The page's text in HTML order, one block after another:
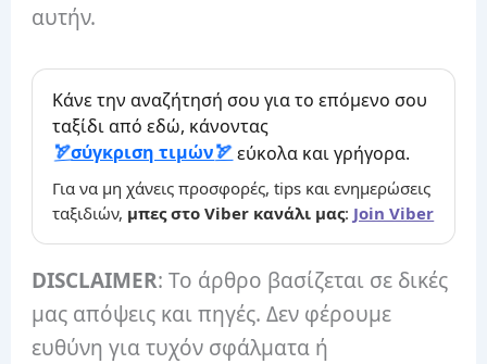
αυτήν.
Κάνε την αναζήτησή σου για το επόμενο σου
ταξίδι από εδώ, κάνοντας
σύγκριση τιμών
εύκολα και γρήγορα.
Για να μη χάνεις προσφορές, tips και ενημερώσεις
ταξιδιών, μπες στο Viber κανάλι μας: Join Viber
DISCLAIMER: Το άρθρο βασίζεται σε δικές
μας απόψεις και πηγές. Δεν φέρουμε
ευθύνη για τυχόν σφάλματα ή